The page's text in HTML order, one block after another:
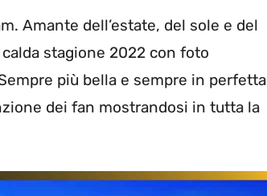
Amante dell’estate, del sole e del
stagione 2022 con foto
più bella e sempre in perfetta
dei fan mostrandosi in tutta la